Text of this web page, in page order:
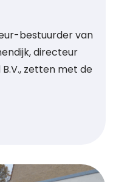
bestuurder van
directeur
zetten met de